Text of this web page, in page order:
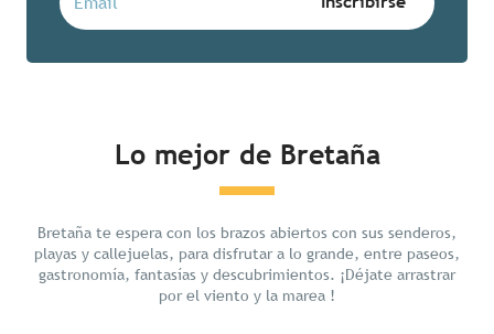
Lo mejor de Bretaña
Bretaña te espera con los brazos abiertos con sus senderos,
playas y callejuelas, para disfrutar a lo grande, entre paseos,
gastronomía, fantasías y descubrimientos. ¡Déjate arrastrar
por el viento y la marea !